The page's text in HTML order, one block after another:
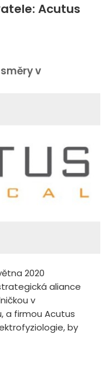
Acutus
v
2020
aliance
v
a firmou Acutus
by